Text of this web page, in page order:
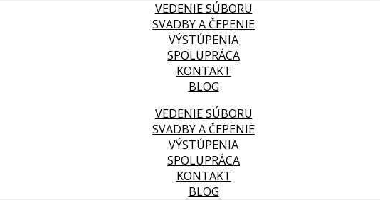
VEDENIE SÚBORU
SVADBY A ČEPENIE
VÝSTÚPENIA
SPOLUPRÁCA
KONTAKT
BLOG
VEDENIE SÚBORU
SVADBY A ČEPENIE
VÝSTÚPENIA
SPOLUPRÁCA
KONTAKT
BLOG